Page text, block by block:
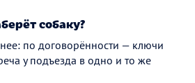
собаку?
по договорённости — ключи
у подъезда в одно и то же